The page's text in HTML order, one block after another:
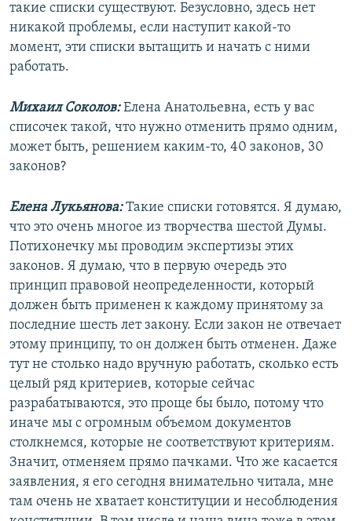
такие списки существуют. Безусловно, здесь нет
никакой проблемы, если наступит какой-то
момент, эти списки вытащить и начать с ними
работать.
Михаил Соколов:Елена Анатольевна, есть у вас
списочек такой, что нужно отменить прямо одним,
может быть, решением каким-то, 40 законов, 30
законов?
Елена Лукьянова:Такие списки готовятся. Я думаю,
что это очень многое из творчества шестой Думы.
Потихонечку мы проводим экспертизы этих
законов. Я думаю, что в первую очередь это
принцип правовой неопределенности, который
должен быть применен к каждому принятому за
последние шесть лет закону. Если закон не отвечает
этому принципу, то он должен быть отменен. Даже
тут не столько надо вручную работать, сколько есть
целый ряд критериев, которые сейчас
разрабатываются, это проще бы было, потому что
иначе мы с огромным объемом документов
столкнемся, которые не соответствуют критериям.
Значит, отменяем прямо пачками. Что же касается
заявления, я его сегодня внимательно читала, мне
там очень не хватает конституции и несоблюдения